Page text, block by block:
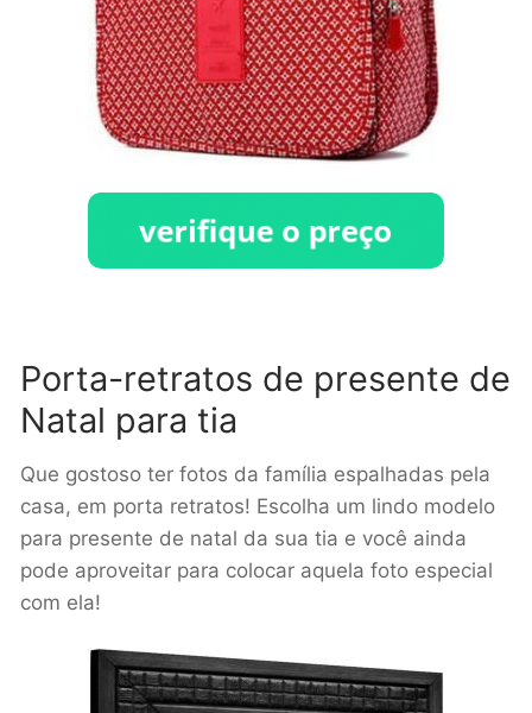
Porta-retratos de presente de
Natal para tia
Que gostoso ter fotos da família espalhadas pela
casa, em porta retratos! Escolha um lindo modelo
para presente de natal da sua tia e você ainda
pode aproveitar para colocar aquela foto especial
com ela!